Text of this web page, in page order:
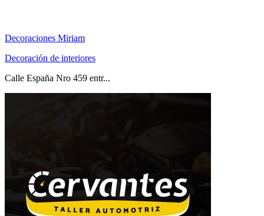
Decoraciones Miriam
Decoración de interiores
Calle España Nro 459 entr...